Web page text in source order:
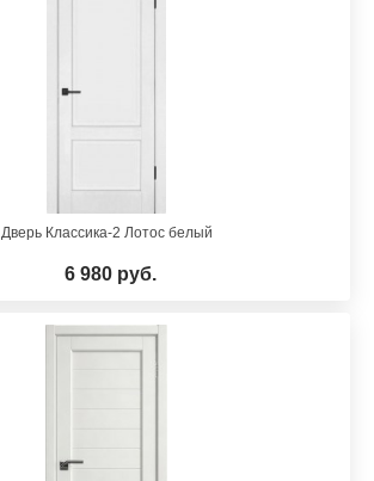
Дверь Классика-2 Лотос белый
6 980 руб.